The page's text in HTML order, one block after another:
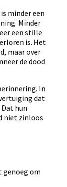
minder een
Minder
een stille
is. Het
maar over
de dood
In
dat
hun
niet zinloos
genoeg om